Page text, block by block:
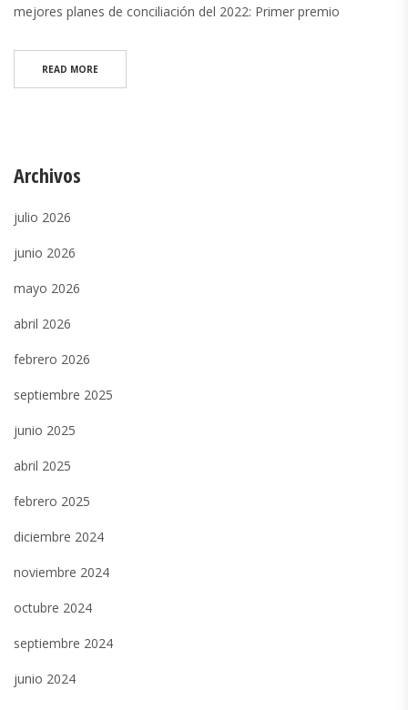
mejores planes de conciliación del 2022: Primer premio
READ MORE
Archivos
julio 2026
junio 2026
mayo 2026
abril 2026
febrero 2026
septiembre 2025
junio 2025
abril 2025
febrero 2025
diciembre 2024
noviembre 2024
octubre 2024
septiembre 2024
junio 2024